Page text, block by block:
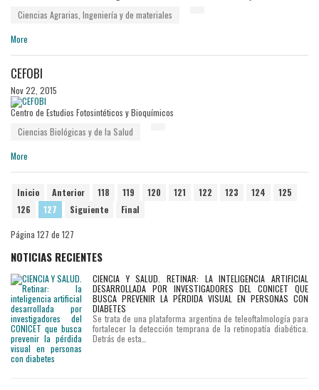
Ciencias Agrarias, Ingeniería y de materiales
More
CEFOBI
Nov 22, 2015
Centro de Estudios Fotosintéticos y Bioquímicos
Ciencias Biológicas y de la Salud
More
Inicio Anterior 118 119 120 121 122 123 124
125
126
127 Siguiente Final
Página 127 de 127
NOTICIAS RECIENTES
CIENCIA Y SALUD. RETINAR: LA INTELIGENCIA ARTIFICIAL
DESARROLLADA POR INVESTIGADORES DEL CONICET QUE
BUSCA PREVENIR LA PÉRDIDA VISUAL EN PERSONAS CON
DIABETES
Se trata de una plataforma argentina de teleoftalmología para
fortalecer la detección temprana de la retinopatía diabética.
Detrás de esta…